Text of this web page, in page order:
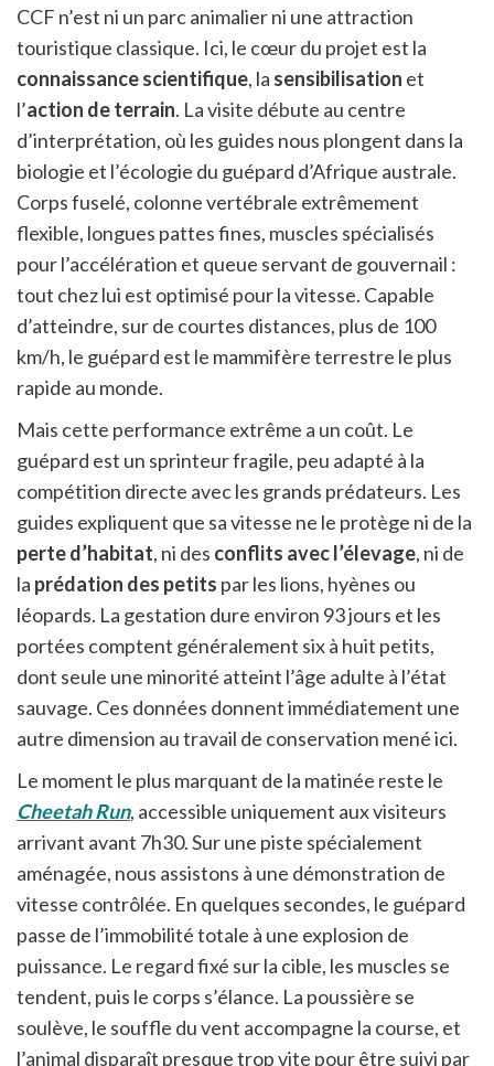
CCF n’est ni un parc animalier ni une attraction
touristique classique. Ici, le cœur du projet est la
connaissance scientifique, la sensibilisation et
l’action de terrain. La visite débute au centre
d’interprétation, où les guides nous plongent dans la
biologie et l’écologie du guépard d’Afrique australe.
Corps fuselé, colonne vertébrale extrêmement
flexible, longues pattes fines, muscles spécialisés
pour l’accélération et queue servant de gouvernail :
tout chez lui est optimisé pour la vitesse. Capable
d’atteindre, sur de courtes distances, plus de 100
km/h, le guépard est le mammifère terrestre le plus
rapide au monde.
Mais cette performance extrême a un coût. Le
guépard est un sprinteur fragile, peu adapté à la
compétition directe avec les grands prédateurs. Les
guides expliquent que sa vitesse ne le protège ni de la
perte d’habitat, ni des conflits avec l’élevage, ni de
la prédation des petits par les lions, hyènes ou
léopards. La gestation dure environ 93 jours et les
portées comptent généralement six à huit petits,
dont seule une minorité atteint l’âge adulte à l’état
sauvage. Ces données donnent immédiatement une
autre dimension au travail de conservation mené ici.
Le moment le plus marquant de la matinée reste le
Cheetah Run, accessible uniquement aux visiteurs
arrivant avant 7h30. Sur une piste spécialement
aménagée, nous assistons à une démonstration de
vitesse contrôlée. En quelques secondes, le guépard
passe de l’immobilité totale à une explosion de
puissance. Le regard fixé sur la cible, les muscles se
tendent, puis le corps s’élance. La poussière se
soulève, le souffle du vent accompagne la course, et
l’animal disparaît presque trop vite pour être suivi par